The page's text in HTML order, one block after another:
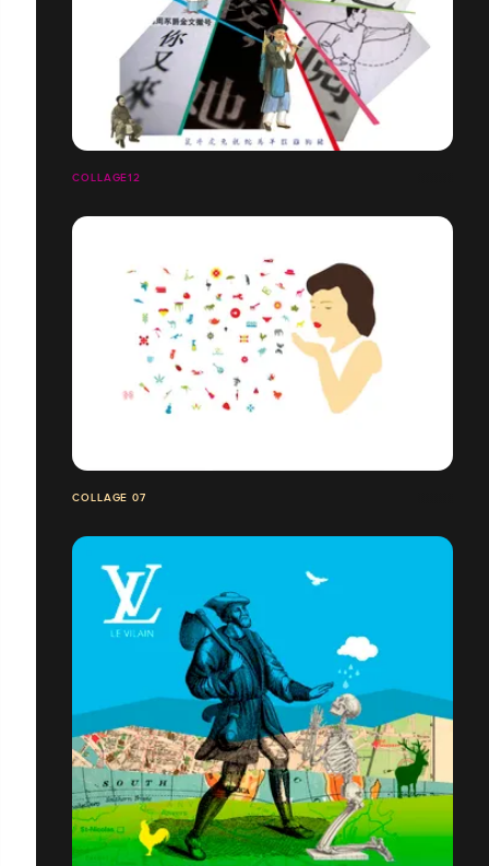
COLLAGE12
COLLAGE 07